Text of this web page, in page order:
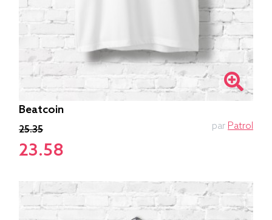
Beatcoin
25.35
23.58
par Patrol